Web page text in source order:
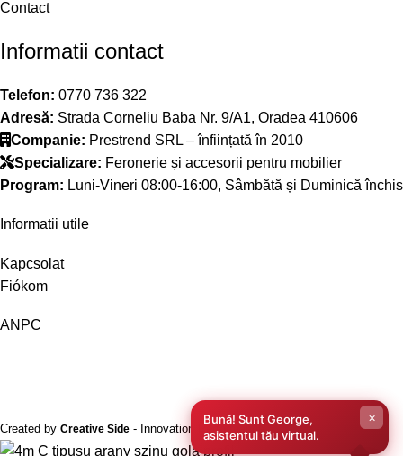
Contact
Informatii contact
Telefon: 0770 736 322
Adresă: Strada Corneliu Baba Nr. 9/A1, Oradea 410606
Companie: Prestrend SRL – înființată în 2010
Specializare: Feronerie și accesorii pentru mobilier
Program: Luni-Vineri 08:00-16:00, Sâmbătă și Duminică închis
Informatii utile
Kapcsolat
Fiókom
ANPC
Created by Creative Side - Innovation Performance
Bună! Sunt George,
asistentul tău virtual.
×